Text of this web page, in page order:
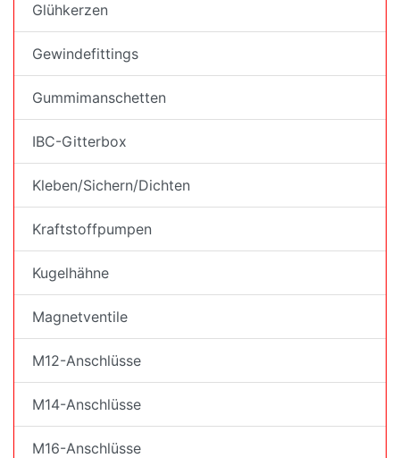
Glühkerzen
Gewindefittings
Gummimanschetten
IBC-Gitterbox
Kleben/Sichern/Dichten
Kraftstoffpumpen
Kugelhähne
Magnetventile
M12-Anschlüsse
M14-Anschlüsse
M16-Anschlüsse